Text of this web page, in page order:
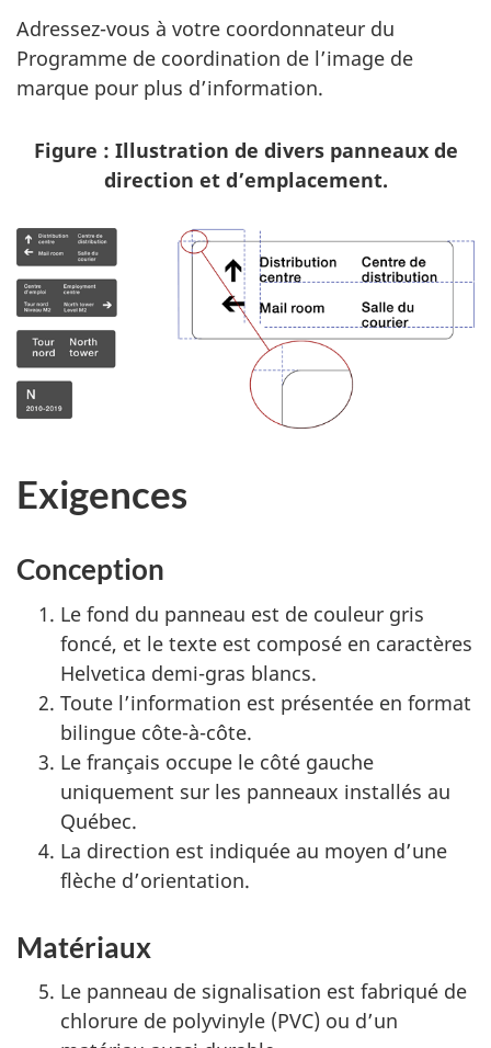
Adressez-vous à votre coordonnateur du
Programme de coordination de l’image de
marque pour plus d’information.
Figure : Illustration de divers panneaux de
direction et d’emplacement.
Exigences
Conception
Le fond du panneau est de couleur gris
foncé, et le texte est composé en caractères
Helvetica demi-gras blancs.
Toute l’information est présentée en format
bilingue côte-à-côte.
Le français occupe le côté gauche
uniquement sur les panneaux installés au
Québec.
La direction est indiquée au moyen d’une
flèche d’orientation.
Matériaux
Le panneau de signalisation est fabriqué de
chlorure de polyvinyle (PVC) ou d’un